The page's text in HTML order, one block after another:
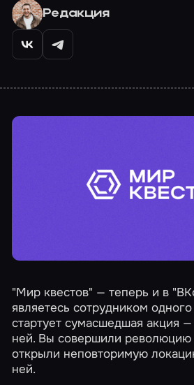
Редакция
"Мир квестов" — теперь и в
являетесь сотрудником
стартует сумасшедшая акция
ней. Вы совершили революцию
открыли неповторимую
ней.